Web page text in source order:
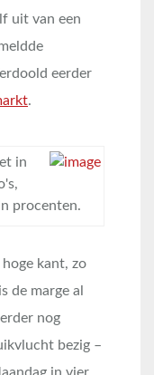
uit van een
eerder
.
in
procenten.
kant, zo
de marge al
nog
bezig –